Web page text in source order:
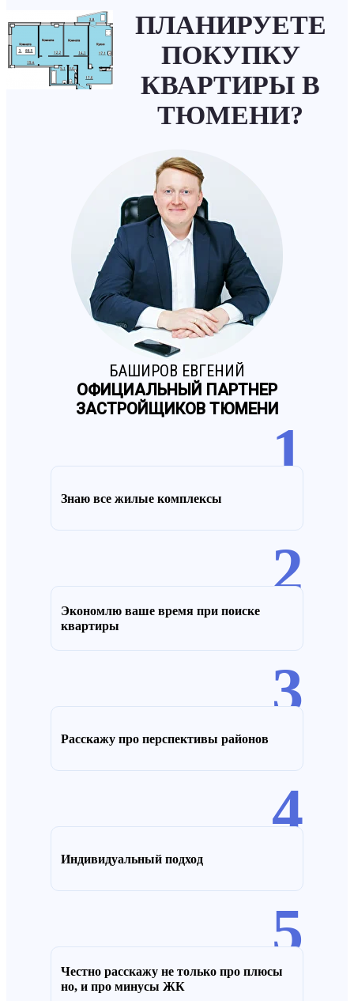
ПЛАНИРУЕТЕ
ПОКУПКУ
КВАРТИРЫ В
ТЮМЕНИ?
1
Знаю все жилые комплексы
2
Экономлю ваше время при поиске
квартиры
3
Расскажу про перспективы районов
4
Индивидуальный подход
5
Честно расскажу не только про плюсы
но, и про минусы ЖК
БАШИРОВ ЕВГЕНИЙ
ОФИЦИАЛЬНЫЙ ПАРТНЕР
ЗАСТРОЙЩИКОВ ТЮМЕНИ